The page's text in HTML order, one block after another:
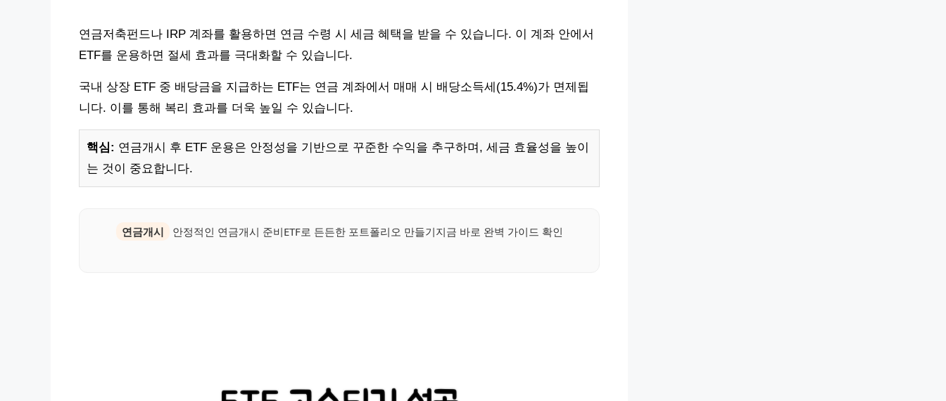
연금저축펀드나 IRP 계좌를 활용하면 연금 수령 시 세금 혜택을 받을 수 있습니다. 이 계좌 안에서
ETF를 운용하면 절세 효과를 극대화할 수 있습니다.
국내 상장 ETF 중 배당금을 지급하는 ETF는 연금 계좌에서 매매 시 배당소득세(15.4%)가 면제됩
니다. 이를 통해 복리 효과를 더욱 높일 수 있습니다.
핵심: 연금개시 후 ETF 운용은 안정성을 기반으로 꾸준한 수익을 추구하며, 세금 효율성을 높이
는 것이 중요합니다.
연금개시 안정적인 연금개시 준비ETF로 든든한 포트폴리오 만들기지금 바로 완벽 가이드 확인